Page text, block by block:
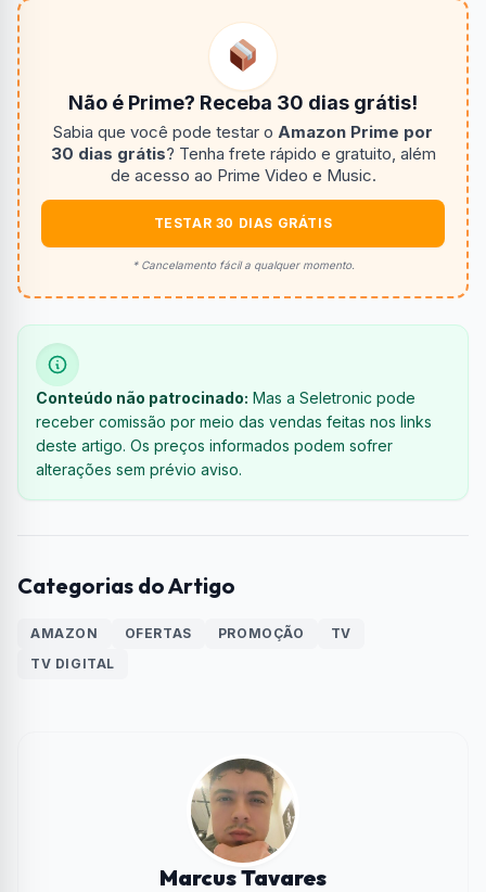
Não é Prime? Receba 30 dias grátis!
Sabia que você pode testar o Amazon Prime por
30 dias grátis? Tenha frete rápido e gratuito, além
de acesso ao Prime Video e Music.
TESTAR 30 DIAS GRÁTIS
* Cancelamento fácil a qualquer momento.
Conteúdo não patrocinado: Mas a Seletronic pode
receber comissão por meio das vendas feitas nos links
deste artigo. Os preços informados podem sofrer
alterações sem prévio aviso.
Categorias do Artigo
AMAZON OFERTAS PROMOÇÃO
TV
TV DIGITAL
Marcus Tavares